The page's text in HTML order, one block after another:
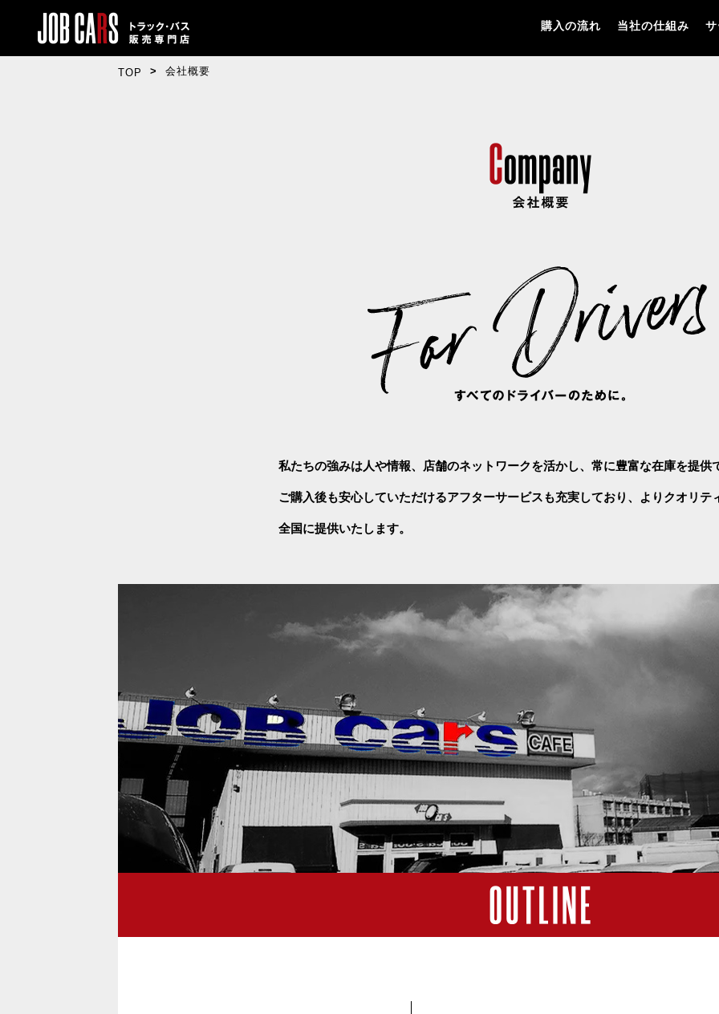
購入の流れ 当社の仕組み
TOP 会社概要
私たちの強みは人や情報、店舗のネットワークを活かし、常に豊富な在庫を提供
ご購入後も安心していただけるアフターサービスも充実しており、よりクオリテ
全国に提供いたします。